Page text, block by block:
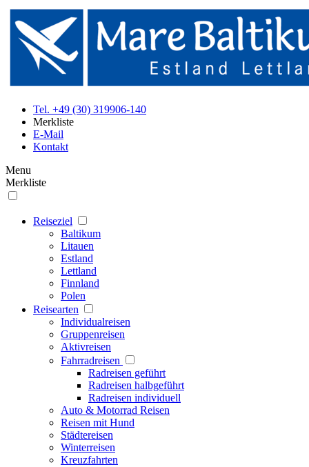
Tel. +49 (30) 319906-140
Merkliste
E-Mail
Kontakt
Menu
Merkliste
Reiseziel
Baltikum
Litauen
Estland
Lettland
Finnland
Polen
Reisearten
Individualreisen
Gruppenreisen
Aktivreisen
Fahrradreisen
Radreisen geführt
Radreisen halbgeführt
Radreisen individuell
Auto & Motorrad Reisen
Reisen mit Hund
Städtereisen
Winterreisen
Kreuzfahrten